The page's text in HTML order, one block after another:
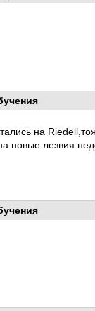
на
новые лезвия